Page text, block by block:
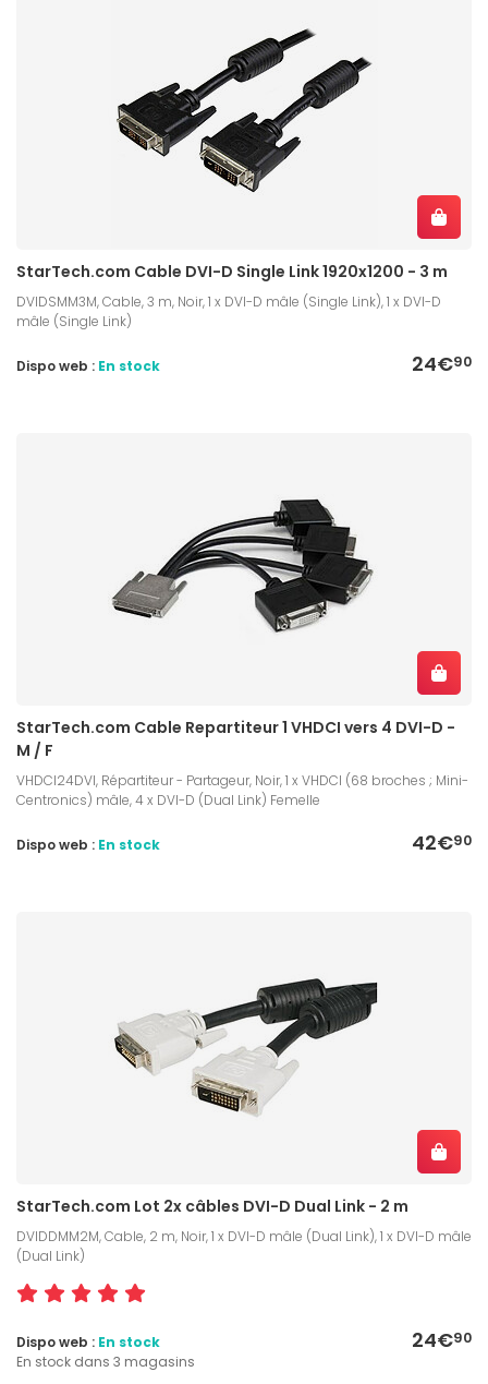
StarTech.com Cable DVI-D Single Link 1920x1200 - 3 m
DVIDSMM3M, Cable, 3 m, Noir, 1 x DVI-D mâle (Single Link), 1 x DVI-D
mâle (Single Link)
24€90
Dispo web : En stock
StarTech.com Cable Repartiteur 1 VHDCI vers 4 DVI-D -
M / F
VHDCI24DVI, Répartiteur - Partageur, Noir, 1 x VHDCI (68 broches ; Mini-
Centronics) mâle, 4 x DVI-D (Dual Link) Femelle
42€90
Dispo web : En stock
StarTech.com Lot 2x câbles DVI-D Dual Link - 2 m
DVIDDMM2M, Cable, 2 m, Noir, 1 x DVI-D mâle (Dual Link), 1 x DVI-D mâle
(Dual Link)
24€90
Dispo web : En stock
En stock dans 3 magasins